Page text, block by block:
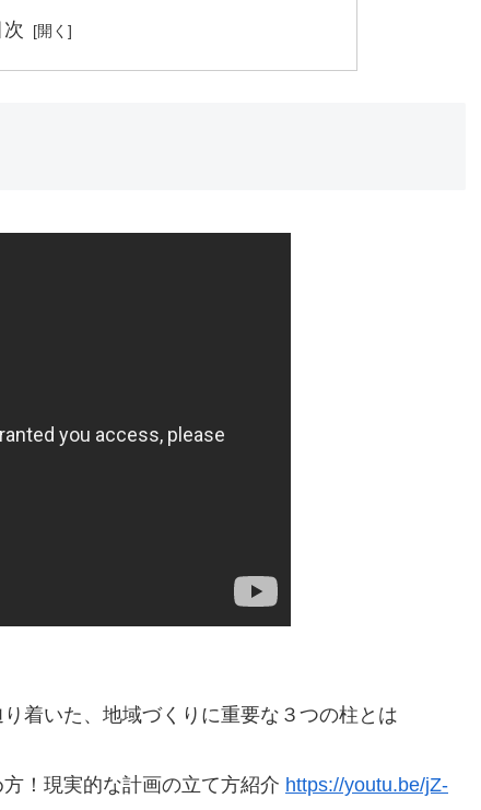
着いた、地域づくりに重要な３つの柱とは
！現実的な計画の立て方紹介 https://youtu.be/jZ-